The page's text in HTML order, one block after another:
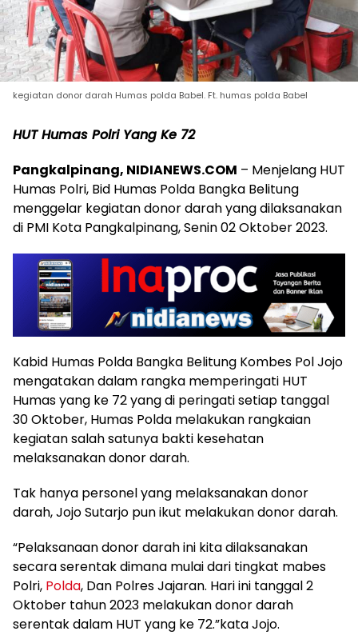
kegiatan donor darah Humas polda Babel. Ft. humas polda Babel
HUT Humas Polri Yang Ke 72
Pangkalpinang, NIDIANEWS.COM – Menjelang HUT
Humas Polri, Bid Humas Polda Bangka Belitung
menggelar kegiatan donor darah yang dilaksanakan
di PMI Kota Pangkalpinang, Senin 02 Oktober 2023.
Kabid Humas Polda Bangka Belitung Kombes Pol Jojo
mengatakan dalam rangka memperingati HUT
Humas yang ke 72 yang di peringati setiap tanggal
30 Oktober, Humas Polda melakukan rangkaian
kegiatan salah satunya bakti kesehatan
melaksanakan donor darah.
Tak hanya personel yang melaksanakan donor
darah, Jojo Sutarjo pun ikut melakukan donor darah.
“Pelaksanaan donor darah ini kita dilaksanakan
secara serentak dimana mulai dari tingkat mabes
Polri, Polda, Dan Polres Jajaran. Hari ini tanggal 2
Oktober tahun 2023 melakukan donor darah
serentak dalam HUT yang ke 72.”kata Jojo.